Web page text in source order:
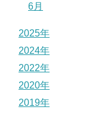
6月
2025年
2024年
2022年
2020年
2019年